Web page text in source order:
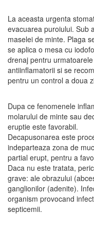
La aceasta urgenta
evacuarea puroiului. Sub
maselei de minte. Plaga
se aplica o mesa cu
drenaj pentru
antiinflamatorii si se
pentru un control a doua
Dupa ce fenomenele
molarului de minte sau
eruptie este favorabil.
Decapusonarea este
indeparteaza zona de
partial erupt, pentru a
Daca nu este tratata,
grave: ale obrazului
ganglionilor (adenite).
organism provocand
septicemii.